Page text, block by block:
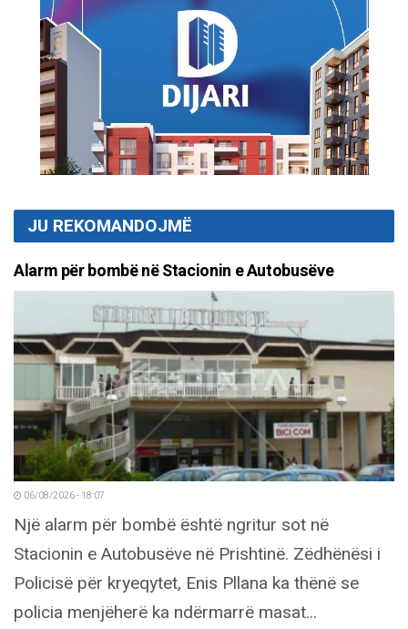
JU REKOMANDOJMË
Alarm për bombë në Stacionin e Autobusëve
06/08/2026 - 18:07
Një alarm për bombë është ngritur sot në
Stacionin e Autobusëve në Prishtinë. Zëdhënësi i
Policisë për kryeqytet, Enis Pllana ka thënë se
policia menjëherë ka ndërmarrë masat...